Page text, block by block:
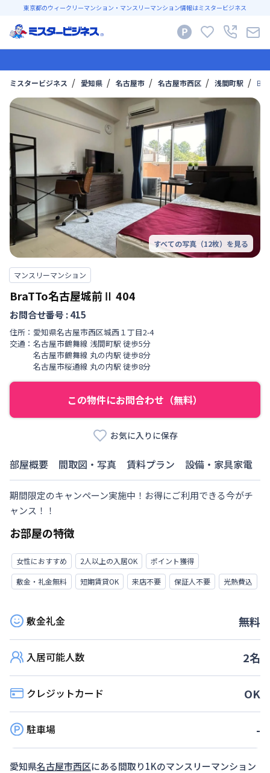
東京都のウィークリーマンション・マンスリーマンション情報はミスタービジネス
ミスタービジネス 愛知県 名古屋市 名古屋市西区 浅間町駅
すべての写真（12枚）を見る
マンスリーマンション
BraTTo名古屋城前Ⅱ 404
お問合せ番号 :415
住所： 愛知県名古屋市西区城西 １丁目2-4
交通： 名古屋市鶴舞線 浅間町駅 徒歩5分
名古屋市鶴舞線 丸の内駅 徒歩8分
名古屋市桜通線 丸の内駅 徒歩8分
この物件にお問合わせ（無料）
お気に入りに保存
部屋概要 間取図・写真 賃料プラン 設備・家具家電
期間限定のキャンペーン実施中！お得にご利用できる今がチ
ャンス！！
お部屋の特徴
女性におすすめ 2人以上の入居OK
ポイント獲得
敷金・礼金無料
短期賃貸OK 来店不要 保証人不要 光熱費込
敷金礼金 無料
入居可能人数 2名
クレジットカード OK
駐車場 -
愛知県名古屋市西区にある間取り1Kのマンスリーマンション